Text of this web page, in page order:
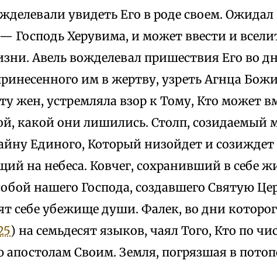
увидеть Его в роде своем.
Господь Херувима, и может ввести и
Авель вожделевал пришествия Его во
им в жертву, узреть Агнца
жен, устремляла взор к Тому, Кто может
какой они лишились. Столп, созидаемый
Единого, Который низойдет и созиждет
на небеса. Ковчег, сохранивший в себе
нашего Господа, создавшего Святую
себе убежище души. Фалек, во дни
) на семьдесят языков, чаял Того, Кто по
апостолам Своим. Земля, погрязшая в